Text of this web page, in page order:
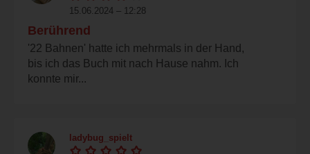
15.06.2024 – 12:28
Berührend
'22 Bahnen' hatte ich mehrmals in der Hand,
bis ich das Buch mit nach Hause nahm. Ich
konnte mir...
ladybug_spielt